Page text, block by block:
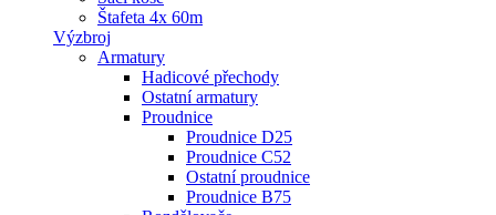
Štafeta 4x 60m
Výzbroj
Armatury
Hadicové přechody
Ostatní armatury
Proudnice
Proudnice D25
Proudnice C52
Ostatní proudnice
Proudnice B75